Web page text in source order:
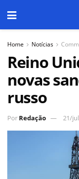
Home Notícias
Reino
novas
russo
Por Redação 21/